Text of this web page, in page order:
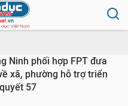
Ninh phối hợp FPT đưa
xã, phường hỗ trợ triển
57